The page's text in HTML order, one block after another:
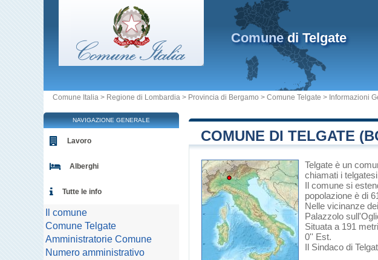
Comunedi Telgate
Comune Italia > Regione di Lombardia > Provincia di Bergamo > Comune Telgate > Informazioni
COMUNE DI TELGATE
Telgate è un
chiamati i
Il comune si
popolazione è di
Nelle vicinanze
Palazzolo
Situata a 191
0'' Est.
Il Sindaco di
NAVIGAZIONE GENERALE
Lavoro
Alberghi
Tutte le info
Il comune
Comune Telgate
Amministratorie Comune
Numero amministrativo